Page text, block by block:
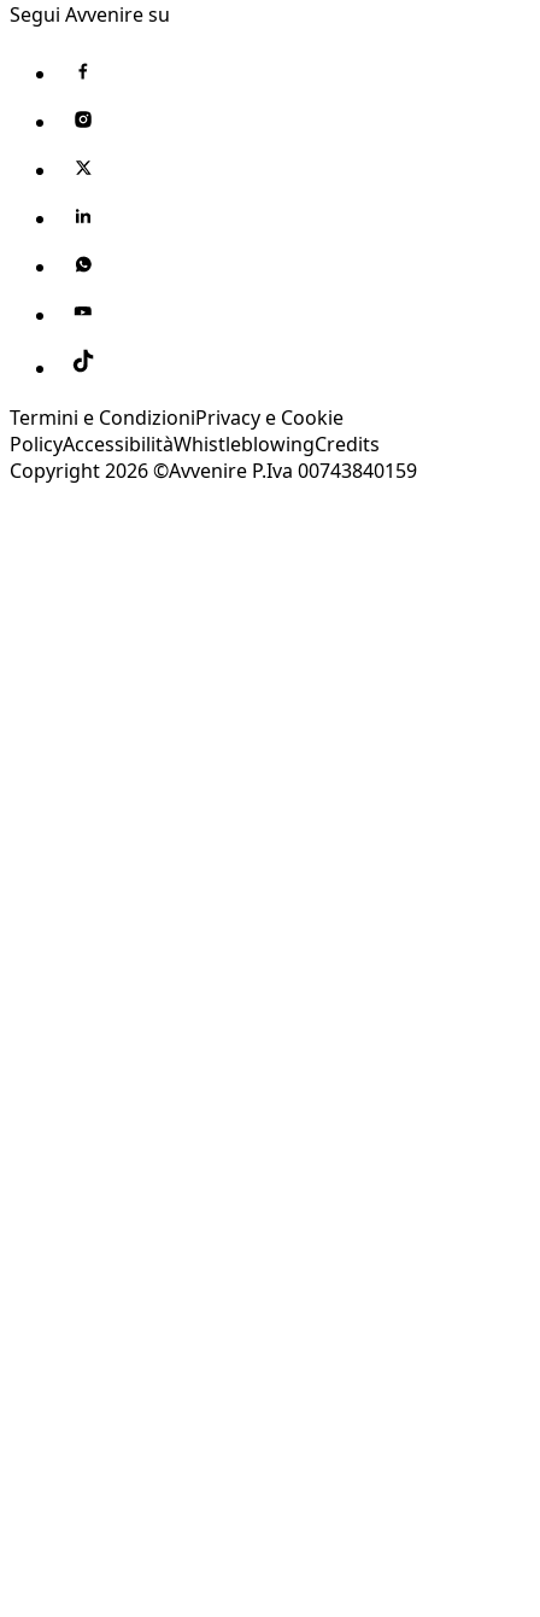
Segui Avvenire su
Termini e CondizioniPrivacy e Cookie
PolicyAccessibilitàWhistleblowingCredits
Copyright 2026 ©Avvenire P.Iva 00743840159